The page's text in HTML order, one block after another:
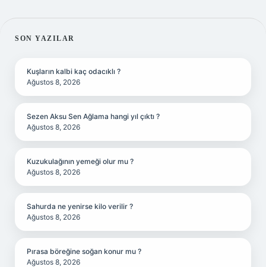
SIDEBAR
SON YAZILAR
Kuşların kalbi kaç odacıklı ?
Ağustos 8, 2026
Sezen Aksu Sen Ağlama hangi yıl çıktı ?
Ağustos 8, 2026
Kuzukulağının yemeği olur mu ?
Ağustos 8, 2026
Sahurda ne yenirse kilo verilir ?
Ağustos 8, 2026
Pırasa böreğine soğan konur mu ?
Ağustos 8, 2026